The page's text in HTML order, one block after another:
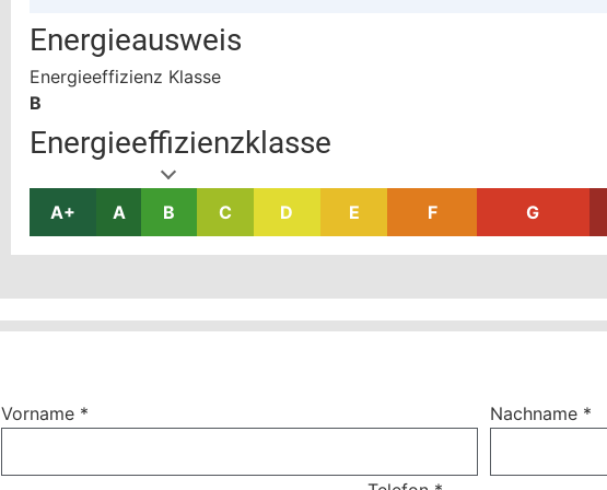
Energieausweis
Energieeffizienz Klasse
B
Energieeffizienzklasse
A+ A B C D E F G
Vorname * Nachname *